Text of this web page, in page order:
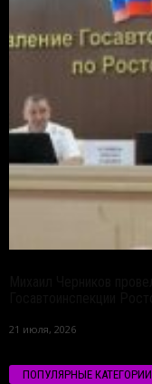
21 июля, 2026
ПОПУЛЯРНЫЕ КАТЕГОРИИ